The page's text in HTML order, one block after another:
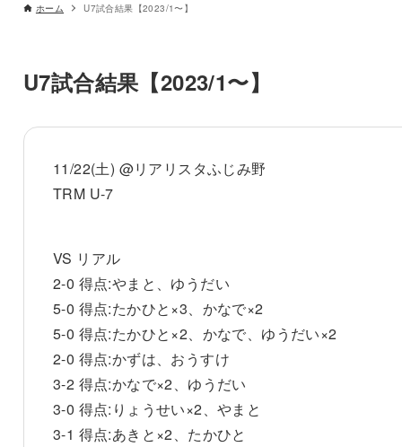
ホーム U7試合結果【2023/1〜】
U7試合結果【2023/1〜】
11/22(土) @リアリスタふじみ野
TRM U-7
VS リアル
2-0 得点:やまと、ゆうだい
5-0 得点:たかひと×3、かなで×2
5-0 得点:たかひと×2、かなで、ゆうだい×2
2-0 得点:かずは、おうすけ
3-2 得点:かなで×2、ゆうだい
3-0 得点:りょうせい×2、やまと
3-1 得点:あきと×2、たかひと